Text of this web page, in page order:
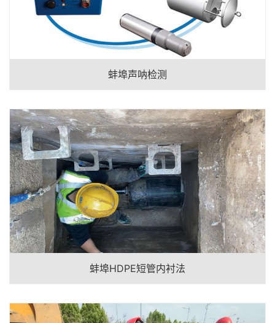
蚌埠声呐检测
蚌埠HDPE短管内衬法